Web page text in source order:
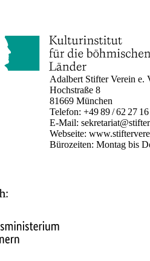
Adalbert Stifter Verein e.
Hochstraße 8
81669 München
Telefon:+49 89 / 62 27
E-Mail:
Webseite:
Bürozeiten: Montag bis